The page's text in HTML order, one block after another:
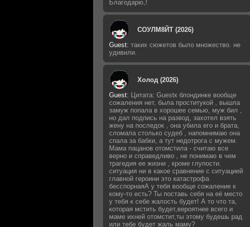
Благодарю,!
СОУЛМ8ЙТ (2026)
Guest: таких сюжетов было множество. не
удивили.
Холод (2026)
Guest: Цитата: Guestк блондинке вообще
сожаления нет, была проститукой , вышла
замуж попала в хорошее семью, муж бил ,
но дал подпись на развод, захотел взять
жену на последок , она убила его и брата,
сломала столько судеб , напомнимаю она
спала за бабки, а тут недотрога с мужем.
Мама пацанов отомстила - считаю все
верно и справедливо , не понимаю в чем
трагедия ее жизни , кроме глупости.
ситуация ни в какое сравнение с ситуацией
главной героини это катастрофа
бесспорнаяА у тебя вообще сожаление к
кому-то есть? Ты поставь себя на её место
у тебя к себе жалость будет! А то что та,
которая мстить будет,вероятнее всего и
маме ихней отомстит,ты этому будешь рад
или тебе будет жаль маму?